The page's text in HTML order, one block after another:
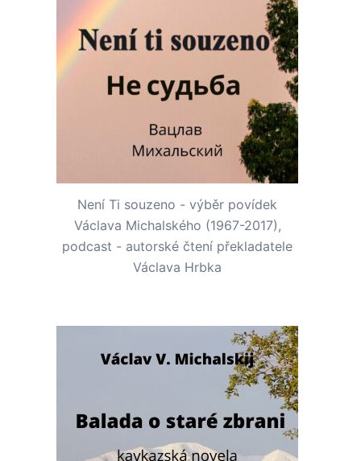
Není Ti souzeno - výběr povídek
Václava Michalského (1967-2017),
podcast - autorské čtení překladatele
Václava Hrbka